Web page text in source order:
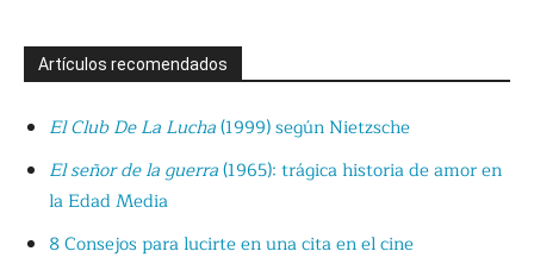
Artículos recomendados
El Club De La Lucha(1999) según Nietzsche
El señor de la guerra(1965): trágica historia de amor en
la Edad Media
8 Consejos para lucirte en una cita en el cine